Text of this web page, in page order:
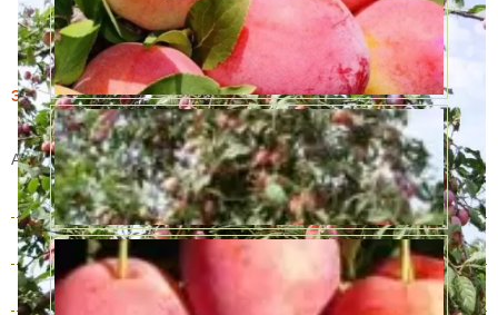
Этот товар купили 18 раз за месяц
Слива Болховчанка
Артикул:56935
3 года 950 руб.
В наличии
4 года 1590 руб.
В наличии